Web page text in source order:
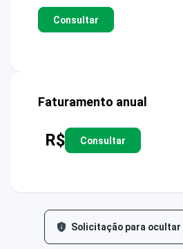
Consultar
Faturamento anual
R$ Consultar
Solicitação para ocultar